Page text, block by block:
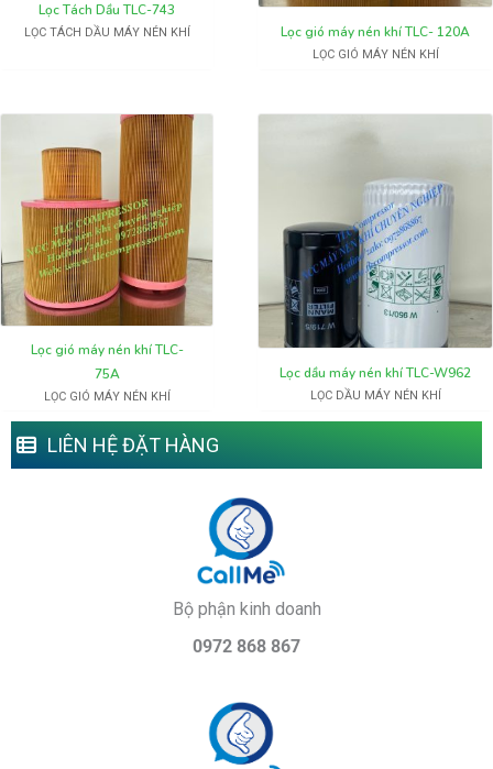
Lọc Tách Dầu TLC-743
LỌC TÁCH DẦU MÁY NÉN KHÍ Lọc gió máy nén khí TLC- 120A
LỌC GIÓ MÁY NÉN KHÍ
Lọc gió máy nén khí TLC-
75A
LỌC GIÓ MÁY NÉN KHÍ
Lọc dầu máy nén khí TLC-W962
LỌC DẦU MÁY NÉN KHÍ
LIÊN HỆ ĐẶT HÀNG
Bộ phận kinh doanh
0972 868 867